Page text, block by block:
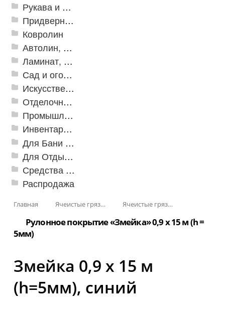
Рукава и шланги промышленные
Придверные решетки
Ковролин
Автолин, Транслин, Линолеум
Ламинат, Кварцвиниловая плитка SPC
Сад и огород
Искусственная трава
Отделочные профили
Промышленный текстиль
Инвентарь для клининга
Для Бани и Сауны
Для Отдыха и Пикника
Средства от насекомых и садовых вредителей
Распродажа
Главная Ячеистые грязезащитные покрытия Ячеистые грязезащитные покрытия «Змейка» (Zig-Zag)
Рулонное покрытие «Змейка» 0,9 х 15 м (h =
5мм)
Змейка 0,9 х 15 м
(h=5мм), синий